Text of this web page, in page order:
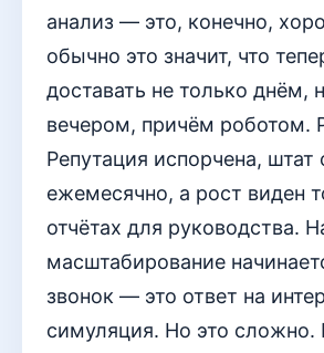
анализ — это, конечно,
обычно это значит, что
доставать не только днём,
вечером, причём роботом.
Репутация испорчена, штат
ежемесячно, а рост виден
отчётах для руководства.
масштабирование
звонок — это ответ на
симуляция. Но это